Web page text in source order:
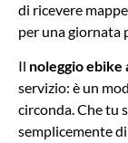
di ricevere
per una giornata
Il noleggio ebike
servizio: è un
circonda. Che tu
semplicemente